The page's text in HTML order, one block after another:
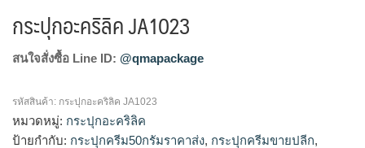
กระปุกอะคริลิค JA1023
สนใจสั่งซื้อ Line ID: @qmapackage
รหัสสินค้า: กระปุกอะคริลิค JA1023
หมวดหมู่: กระปุกอะคริลิค
ป้ายกำกับ: กระปุกครีม50กรัมราคาส่ง, กระปุกครีมขายปลีก,